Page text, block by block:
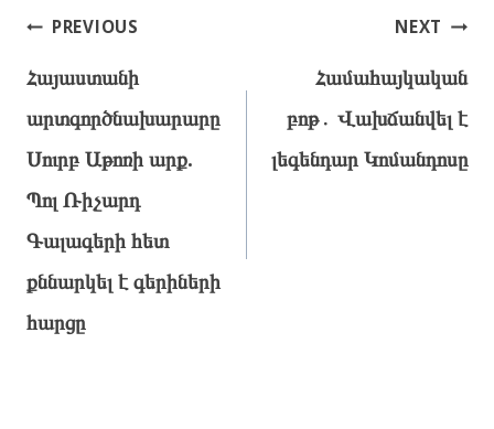
Post
PREVIOUS
Հայաստանի
արտգործնախարարը
Սուրբ Աթոռի արք.
Պոլ Ռիչարդ
Գալագերի հետ
քննարկել է գերիների
հարցը
NEXT
Համահայկական
բոթ․ Վախճանվել է
լեգենդար Կոմանդոսը